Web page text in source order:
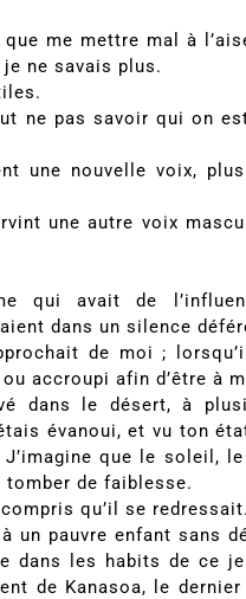
me mettre mal à
ne savais plus.
ne pas savoir qui on
une nouvelle voix,
une autre voix
qui avait de
dans un silence
de moi ;
accroupi afin d’être à
dans le désert, à
évanoui, et vu ton
que le soleil, le
de faiblesse.
qu’il se redressait.
pauvre enfant sans
dans les habits de ce
de Kanasoa, le